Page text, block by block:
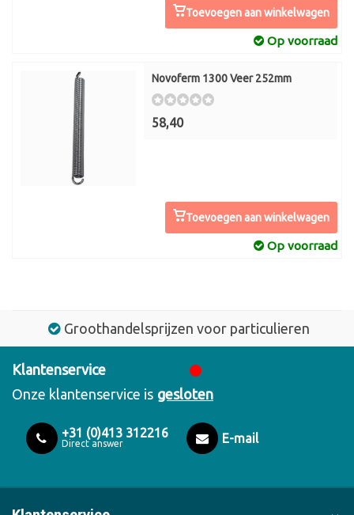
Toevoegen aan winkelwagen
Op voorraad
Novoferm 1300 Veer 252mm
58,40
Toevoegen aan winkelwagen
Op voorraad
Groothandelsprijzen voor particulieren
Klantenservice
Onze klantenservice is gesloten
+31 (0)413 312216
Direct answer E-mail